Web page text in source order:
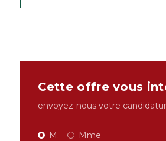
Cette offre vous
envoyez-nous votre
M. Mme